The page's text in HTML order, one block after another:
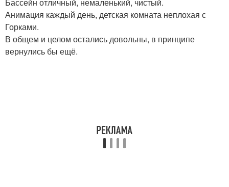
Анимация каждый день, детская комната неплохая с
Горками.
В общем и целом остались довольны, в принципе
вернулись бы ещё.